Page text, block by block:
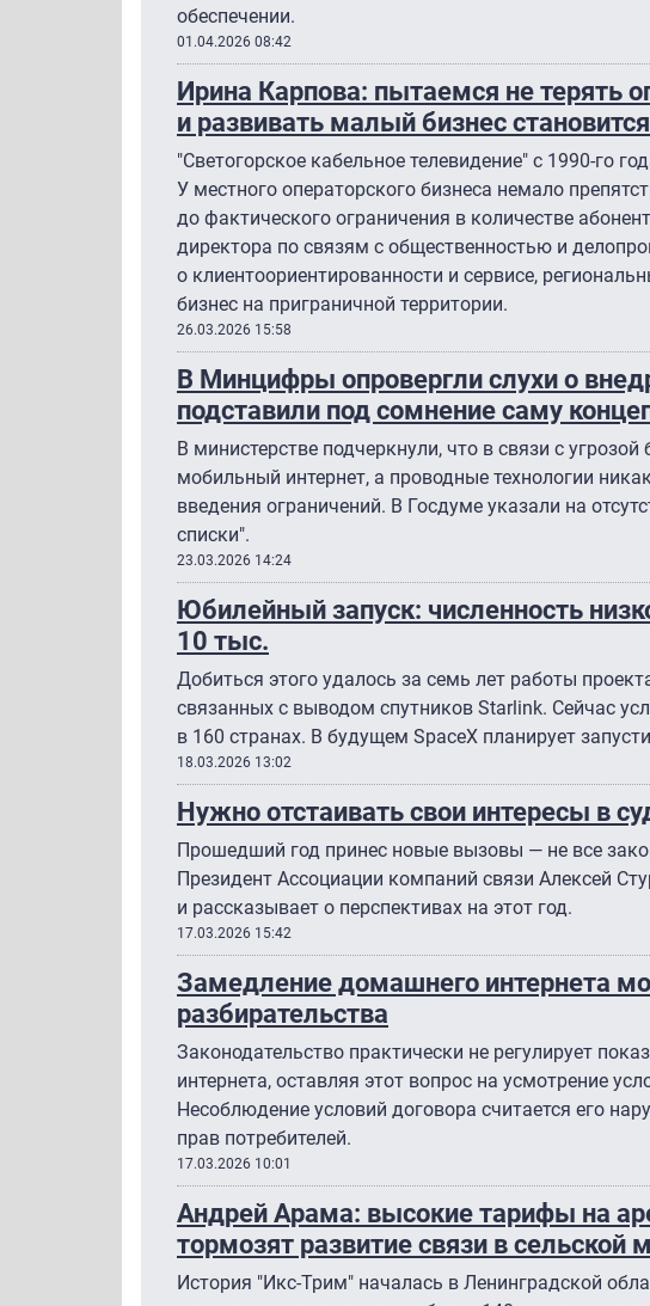
обеспечении.
01.04.2026 08:42
Ирина Карпова: пытаемся не терять
и развивать малый бизнес
"Светогорское кабельное телевидение" с 1990-го
У местного операторского бизнеса немало
до фактического ограничения в количестве
директора по связям с общественностью и
о клиентоориентированности и сервисе,
бизнес на приграничной территории.
26.03.2026 15:58
В Минцифры опровергли слухи о
подставили под сомнение саму
В министерстве подчеркнули, что в связи с
мобильный интернет, а проводные технологии
введения ограничений. В Госдуме указали на
списки".
23.03.2026 14:24
Юбилейный запуск: численность
10 тыс.
Добиться этого удалось за семь лет работы
связанных с выводом спутников Starlink. Сейчас
в 160 странах. В будущем SpaceX планирует
18.03.2026 13:02
Нужно отстаивать свои интересы в
Прошедший год принес новые вызовы — не все
Президент Ассоциации компаний связи Алексей
и рассказывает о перспективах на этот год.
17.03.2026 15:42
Замедление домашнего интернета
разбирательства
Законодательство практически не регулирует
интернета, оставляя этот вопрос на усмотрение
Несоблюдение условий договора считается его
прав потребителей.
17.03.2026 10:01
Андрей Арама: высокие тарифы на
тормозят развитие связи в сельской
История "Икс-Трим" началась в Ленинградской